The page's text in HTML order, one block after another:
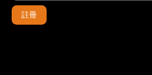
註冊